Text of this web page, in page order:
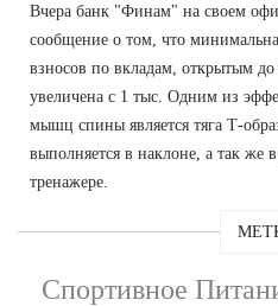
Вчера банк "Финам" на своем
сообщение о том, что
взносов по вкладам, открытым до
увеличена с 1 тыс. Одним из
мышц спины является тяга Т-
выполняется в наклоне, а так же
тренажере.
Спортивное